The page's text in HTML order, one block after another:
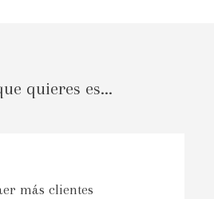
quieres es...
más clientes